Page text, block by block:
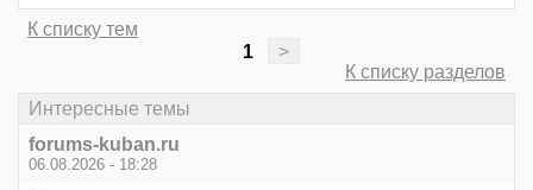
К списку тем
1
>
К списку разделов
Интересные темы
forums-kuban.ru
06.08.2026 - 18:28